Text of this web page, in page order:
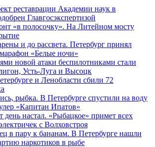
реставрации Академии наук в
Главгосэкспертизой
«в полосочку». На Литейном мосту
и до рассвета. Петербург принял
«Белые ночи»
новой атаки беспилотниками стали
Усть-Луга и Высоцк
и Ленобласти сбили 72
рыбка. В Петербурге спустили на воду
«Капитан Ипатов»
день настал. «Рыбацкое» примет всех
с Волховстроя
в пару к бананам. В Петербурге нашли
наркотиков в рыбе